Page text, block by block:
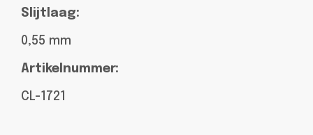
Slijtlaag:
0,55 mm
Artikelnummer:
CL-1721